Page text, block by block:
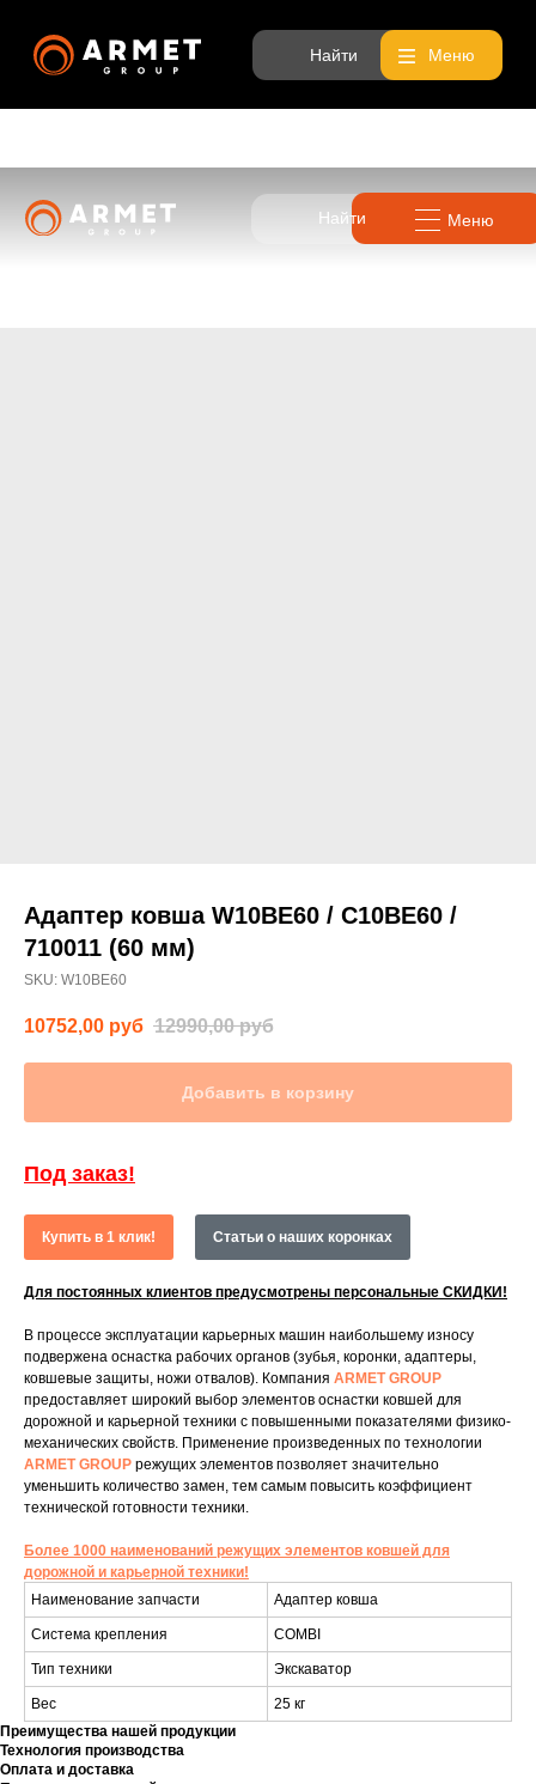
Найти
Адаптер ковша W10BE60 / C10BE60 /
710011 (60 мм)
SKU: W10BE60
10752,00 руб 12990,00 руб
Добавить в корзину
Под заказ!
Купить в 1 клик! Статьи о наших коронках
Для постоянных клиентов предусмотрены персональные СКИДКИ!
В процессе эксплуатации карьерных машин наибольшему износу
подвержена оснастка рабочих органов (зубья, коронки, адаптеры,
ковшевые защиты, ножи отвалов). Компания ARMET GROUP
предоставляет широкий выбор элементов оснастки ковшей для
дорожной и карьерной техники с повышенными показателями физико-
механических свойств. Применение произведенных по технологии
ARMET GROUP режущих элементов позволяет значительно
уменьшить количество замен, тем самым повысить коэффициент
технической готовности техники.
Более 1000 наименований режущих элементов ковшей для
дорожной и карьерной техники!
Наименование запчасти
Адаптер ковша
Система крепления COMBI
Тип техники Экскаватор
Вес
25 кг
Преимущества нашей продукции
Технология производства
Оплата и доставка